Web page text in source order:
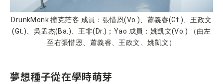
DrunkMonk 撞克茫客 成員：張惜恩(Vo.)、蕭義睿(Gt.)、王政文
(Gt.)、吳孟杰(Ba.)、王非(Dr.)；Yao 成員：姚凱文(Vo.) （由左
至右張惜恩、蕭義睿、王政文、姚凱文）
夢想種子從在學時萌芽